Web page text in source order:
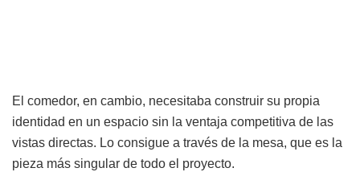
El comedor, en cambio, necesitaba construir su propia
identidad en un espacio sin la ventaja competitiva de las
vistas directas. Lo consigue a través de la mesa, que es la
pieza más singular de todo el proyecto.